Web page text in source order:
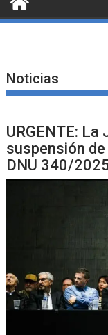
Noticias
URGENTE:
suspensión
DNU 340/